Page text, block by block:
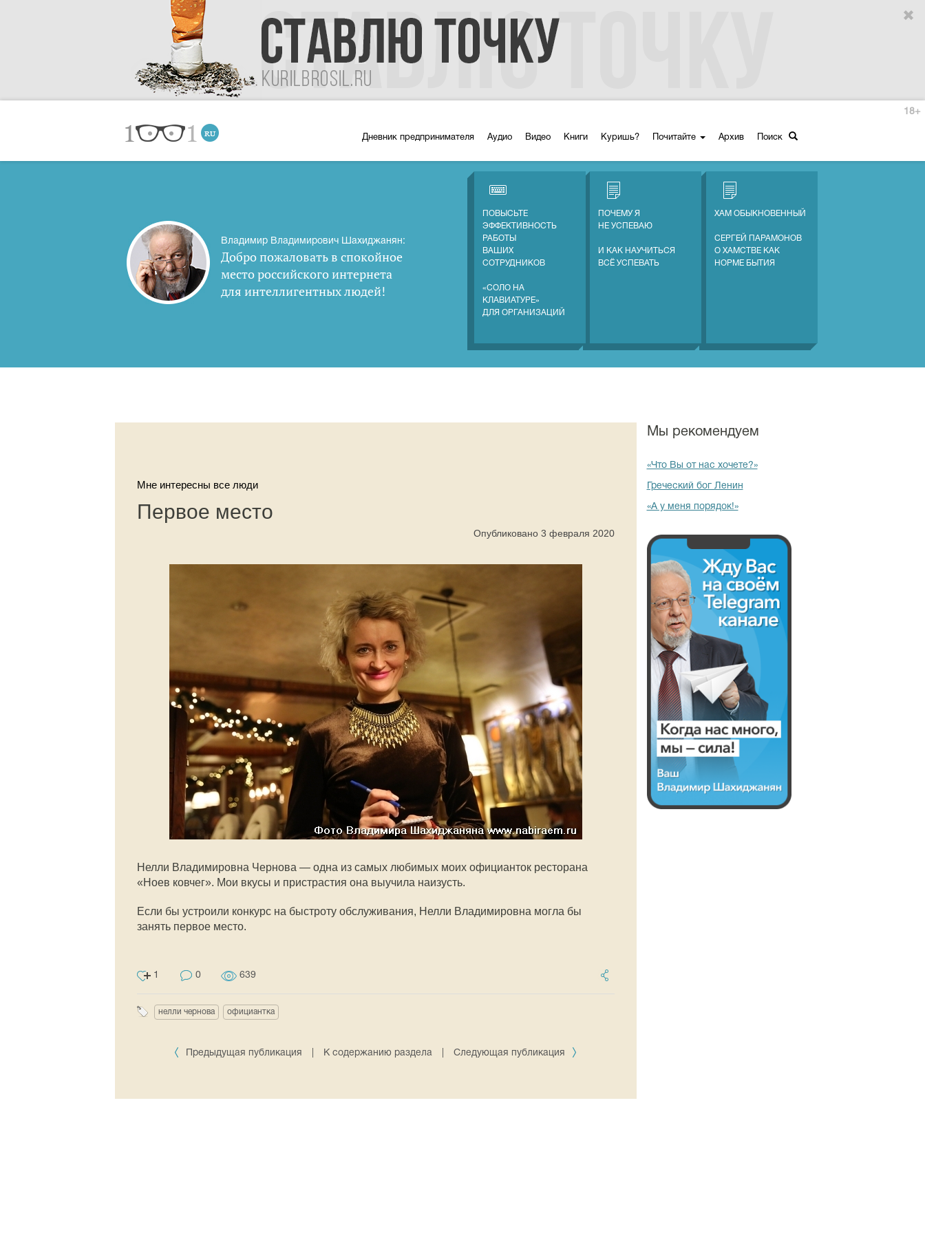
Дневник предпринимателя Аудио Видео Книги Куришь? Почитайте Архив Поиск
18+
Владимир Владимирович Шахиджанян:
Добро пожаловать в спокойное
место российского интернета
для интеллигентных людей!
ПОВЫСЬТЕ
ЭФФЕКТИВНОСТЬ
РАБОТЫ
ВАШИХ
СОТРУДНИКОВ
«СОЛО НА
КЛАВИАТУРЕ»
ДЛЯ ОРГАНИЗАЦИЙ
ПОЧЕМУ Я
НЕ УСПЕВАЮ
И КАК НАУЧИТЬСЯ
ВСЁ УСПЕВАТЬ
ХАМ ОБЫКНОВЕННЫЙ
СЕРГЕЙ ПАРАМОНОВ
О ХАМСТВЕ КАК
НОРМЕ БЫТИЯ
Мне интересны все люди
Первое место
Опубликовано 3 февраля 2020
Нелли Владимировна Чернова — одна из самых любимых моих официанток ресторана
«Ноев ковчег». Мои вкусы и пристрастия она выучила наизусть.
Если бы устроили конкурс на быстроту обслуживания, Нелли Владимировна могла бы
занять первое место.
1 0 639
нелли чернова официантка
Предыдущая публикация К содержанию раздела Следующая публикация
Мы рекомендуем
«Что Вы от нас хочете?»
Греческий бог Ленин
«А у меня порядок!»